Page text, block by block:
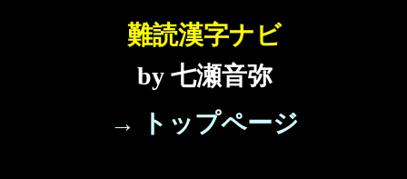
難読漢字ナビ
by 七瀬音弥
→ トップページ